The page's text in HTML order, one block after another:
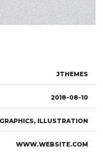
JTHEMES
2018-08-10
GRAPHICS, ILLUSTRATION
WWW.WEBSITE.COM